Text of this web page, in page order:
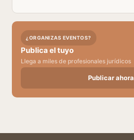
¿ORGANIZAS EVENTOS?
Publica el tuyo
Llega a miles de profesionales jurídicos
Publicar ahora